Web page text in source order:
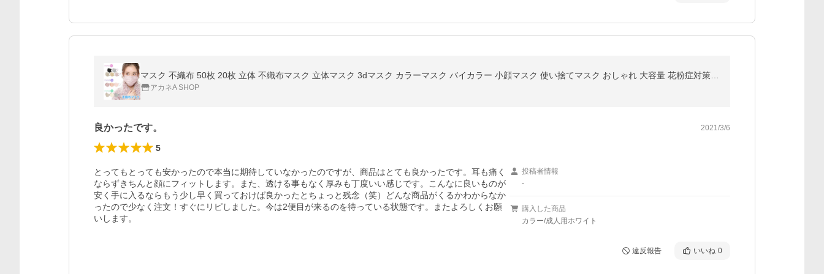
アカネA SHOP
良かったです。 2021/3/6
5
とってもとっても安かったので本当に期待していなかったのですが、商品はとても良かったです。耳も痛く
ならずきちんと顔にフィットします。また、透ける事もなく厚みも丁度いい感じです。こんなに良いものが
安く手に入るならもう少し早く買っておけば良かったとちょっと残念（笑）どんな商品がくるかわからなか
ったので少なく注文！すぐにリピしました。今は2便目が来るのを待っている状態です。またよろしくお願
いします。
投稿者情報
-
購入した商品
カラー/成人用ホワイト
違反報告 いいね 0